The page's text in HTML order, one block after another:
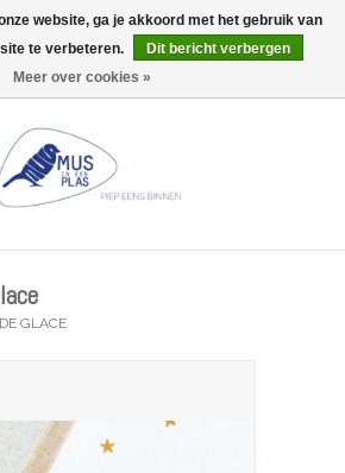
0 Artikelen - €0,00
GLACE
website, ga je akkoord met het gebruik van
te verbeteren.
Dit bericht verbergen
Meer over cookies »
gesloten op Do 06/08 en Do 13/08